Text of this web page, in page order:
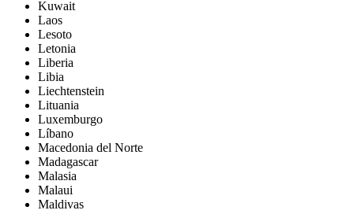
Kuwait
Laos
Lesoto
Letonia
Liberia
Libia
Liechtenstein
Lituania
Luxemburgo
Líbano
Macedonia del Norte
Madagascar
Malasia
Malaui
Maldivas